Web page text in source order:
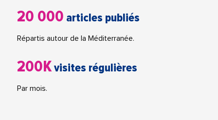
20 000 articles publiés
Répartis autour de la Méditerranée.
200Kvisites régulières
Par mois.